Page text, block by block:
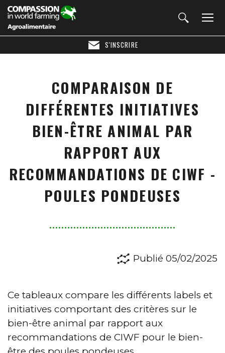
S'INSCRIRE
COMPARAISON DE
DIFFÉRENTES INITIATIVES
BIEN-ÊTRE ANIMAL PAR
RAPPORT AUX
RECOMMANDATIONS DE CIWF -
POULES PONDEUSES
Publié 05/02/2025
Ce tableaux compare les différents labels et
initiatives comportant des critères sur le
bien-être animal par rapport aux
recommandations de CIWF pour le bien-